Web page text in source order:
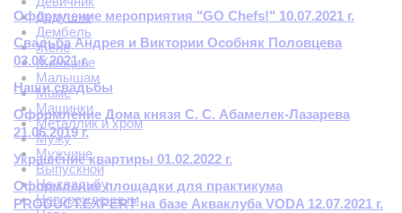
Дедушке
Дембель
Жене
Женщине
Малышам
Маме
Машинки
Металлик и хром
Мужу
Мужчине
Выпускной
На свадьбу
Новорожденным
Оформление мероприятия "GO Chefs!" 10.07.2021 г.
Свадьба Андрея и Виктории Особняк Половцева
03.05.2021 г.
Наши свадьбы
Оформление Дома князя С. С. Абамелек-Лазарева
21.06.2019 г.
Украшение квартиры 01.02.2022 г.
Оформление площадки для практикума
PRODUCT.EXPERT на базе Акваклуба VODA 12.07.2021 г.